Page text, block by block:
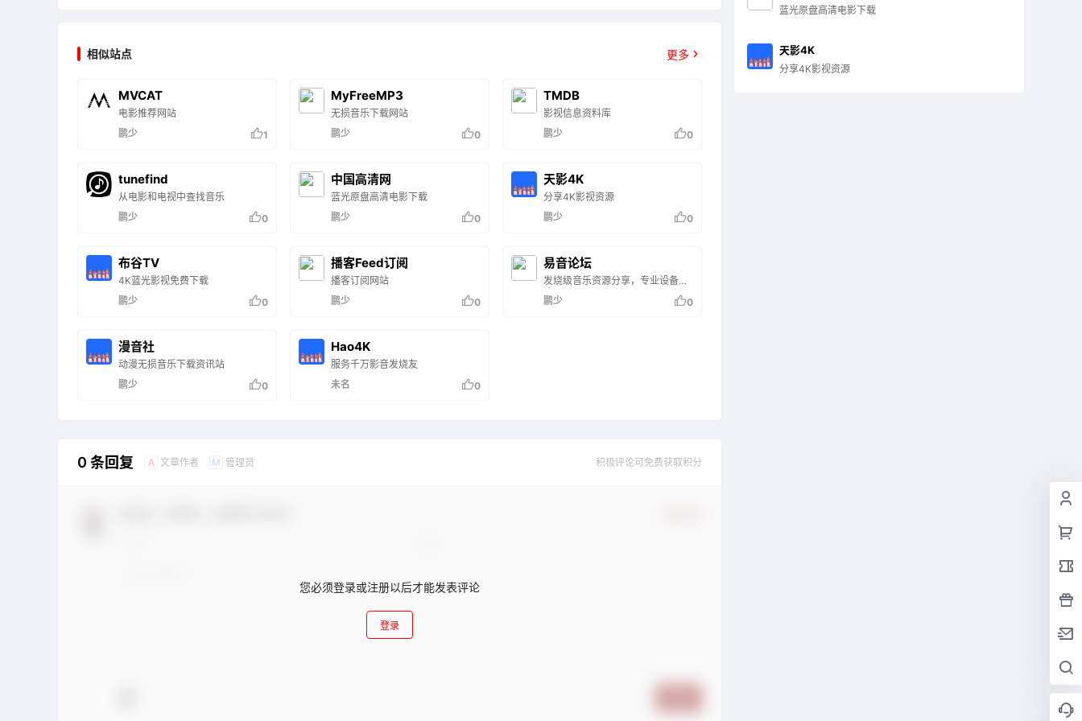
相似站点 更多
MVCAT
电影推荐网站
鹏少
1
MyFreeMP3
无损音乐下载网站
鹏少
0
TMDB
影视信息资料库
鹏少
0
tunefind
从电影和电视中查找音乐
鹏少
0
中国高清网
蓝光原盘高清电影下载
鹏少
0
天影4K
分享4K影视资源
鹏少
0
布谷TV
4K蓝光影视免费下载
鹏少
0
播客Feed订阅
播客订阅网站
鹏少
0
易音论坛
发烧级音乐资源分享，专业设备讨
论
鹏少 0
漫音社
动漫无损音乐下载资讯站
鹏少
0
Hao4K
服务千万影音发烧友
未名
0
0 条回复 A 文章作者 M 管理员 积极评论可免费获取积分
您必须登录或注册以后才能发表评论
登录
蓝光原盘高清电影下载
天影4K
分享4K影视资源